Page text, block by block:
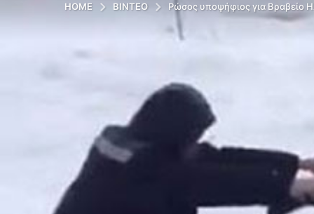
HOME ΒΊΝΤΕΟ Ρώσος υποψήφιος για Βραβείο